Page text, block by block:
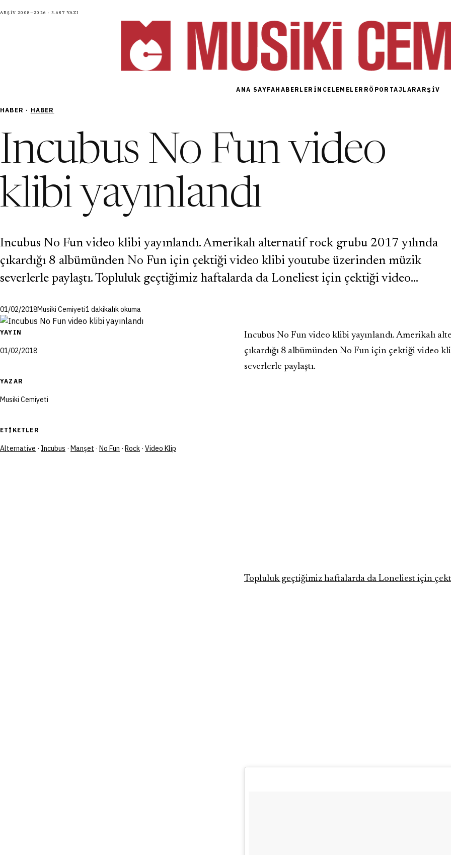
Arşiv 2008—2026 · 3.687 yazı
ANA SAYFAHABERLER İNCELEMELER RÖPORTAJLARARŞIV
HABER · HABER
Incubus No Fun video
klibi yayınlandı
Incubus No Fun video klibi yayınlandı. Amerikalı alternatif rock grubu 2017 yılında
çıkardığı 8 albümünden No Fun için çektiği video klibi youtube üzerinden müzik
severlerle paylaştı. Topluluk geçtiğimiz haftalarda da Loneliest için çektiği video…
01/02/2018Musiki Cemiyeti1 dakikalık okuma
YAYIN
01/02/2018
YAZAR
Musiki Cemiyeti
ETIKETLER
Alternative · Incubus · Manşet · No Fun · Rock · Video Klip
Incubus No Fun video klibi yayınlandı. Amerikalı
çıkardığı 8 albümünden No Fun için çektiği video
severlerle paylaştı.
Topluluk geçtiğimiz haftalarda da Loneliest için